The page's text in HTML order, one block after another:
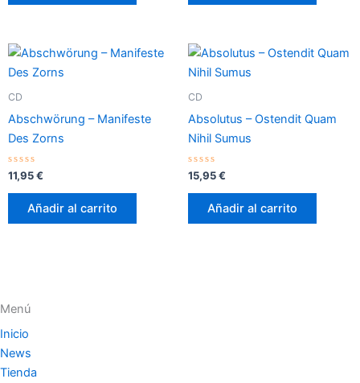
CD
Abschwörung – Manifeste
Des Zorns
Valorado
con
0
11,95€
Añadir al carrito
CD
Absolutus – Ostendit Quam
Nihil Sumus
Valorado
con
0
15,95€
Añadir al carrito
Menú
Inicio
News
Tienda